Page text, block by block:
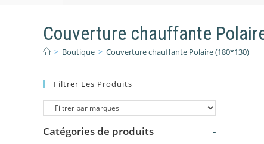
Couverture chauffante
> Boutique > Couverture chauffante Polaire (180*130)
Filtrer Les Produits
Catégories de produits -